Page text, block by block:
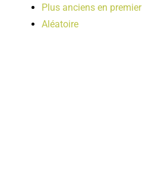
Plus anciens en premier
Aléatoire